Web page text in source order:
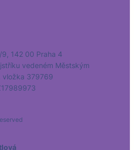
142 00 Praha 4
vedeném Městským
vložka 379769